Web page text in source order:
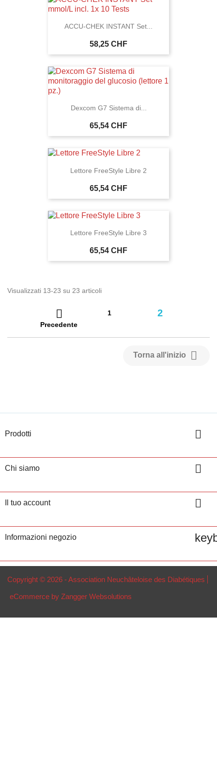
ACCU-CHEK INSTANT Set...
58,25 CHF
Dexcom G7 Sistema di...
65,54 CHF
Lettore FreeStyle Libre 2
65,54 CHF
Lettore FreeStyle Libre 3
65,54 CHF
Visualizzati 13-23 su 23 articoli

Precedente
1 2
Torna all'inizio 
Prodotti 
Chi siamo 
Il tuo account 
Informazioni negozio
Copyright © 2026 - Association Neuchâteloise des Diabétiques
eCommerce by Zangger Websolutions